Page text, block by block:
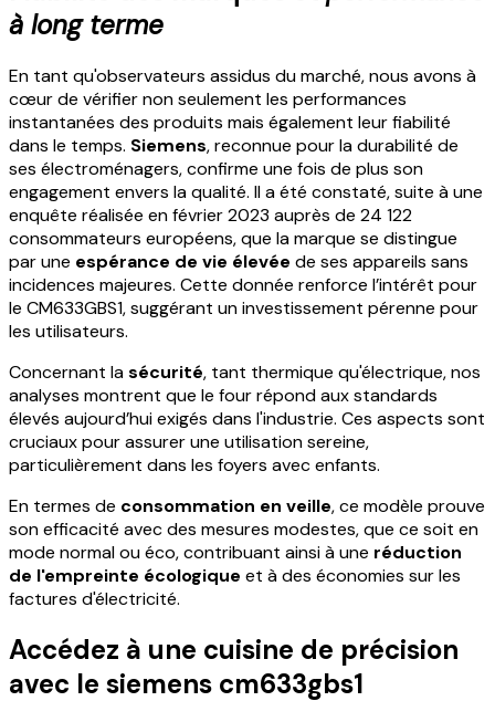
à long terme
En tant qu'observateurs assidus du marché, nous avons à
cœur de vérifier non seulement les performances
instantanées des produits mais également leur fiabilité
dans le temps. Siemens, reconnue pour la durabilité de
ses électroménagers, confirme une fois de plus son
engagement envers la qualité. Il a été constaté, suite à une
enquête réalisée en février 2023 auprès de 24 122
consommateurs européens, que la marque se distingue
par une espérance de vie élevée de ses appareils sans
incidences majeures. Cette donnée renforce l’intérêt pour
le CM633GBS1, suggérant un investissement pérenne pour
les utilisateurs.
Concernant lasécurité, tant thermique qu'électrique, nos
analyses montrent que le four répond aux standards
élevés aujourd’hui exigés dans l'industrie. Ces aspects sont
cruciaux pour assurer une utilisation sereine,
particulièrement dans les foyers avec enfants.
En termes de consommation en veille, ce modèle prouve
son efficacité avec des mesures modestes, que ce soit en
mode normal ou éco, contribuant ainsi à une réduction
de l'empreinte écologique et à des économies sur les
factures d'électricité.
Accédez à une cuisine de précision
avec le siemens cm633gbs1